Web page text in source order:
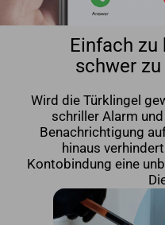
Einfach zu
schwer
Wird die Türklingel
schriller Alarm
Benachrichtigung
hinaus
Kontobindung eine